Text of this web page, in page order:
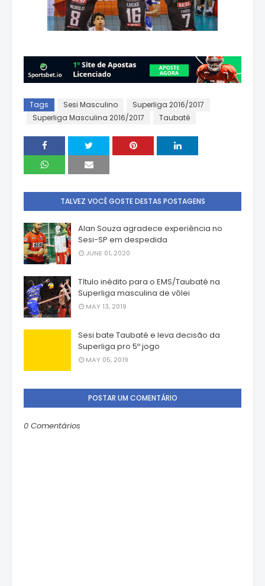
Tags Sesi Masculino
Superliga 2016/2017
Superliga Masculina 2016/2017
Taubaté
TALVEZ VOCÊ GOSTE DESTAS POSTAGENS
Alan Souza agradece experiência no
Sesi-SP em despedida
JUNE 01, 2020
Título inédito para o EMS/Taubaté na
Superliga masculina de vôlei
MAY 13, 2019
Sesi bate Taubaté e leva decisão da
Superliga pro 5º jogo
MAY 05, 2019
POSTAR UM COMENTÁRIO
0 Comentários